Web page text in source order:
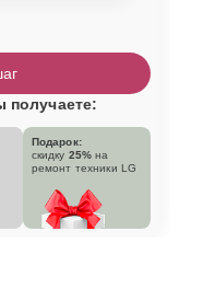
получаете:
Подарок:
скидку 25% на
ремонт техники LG